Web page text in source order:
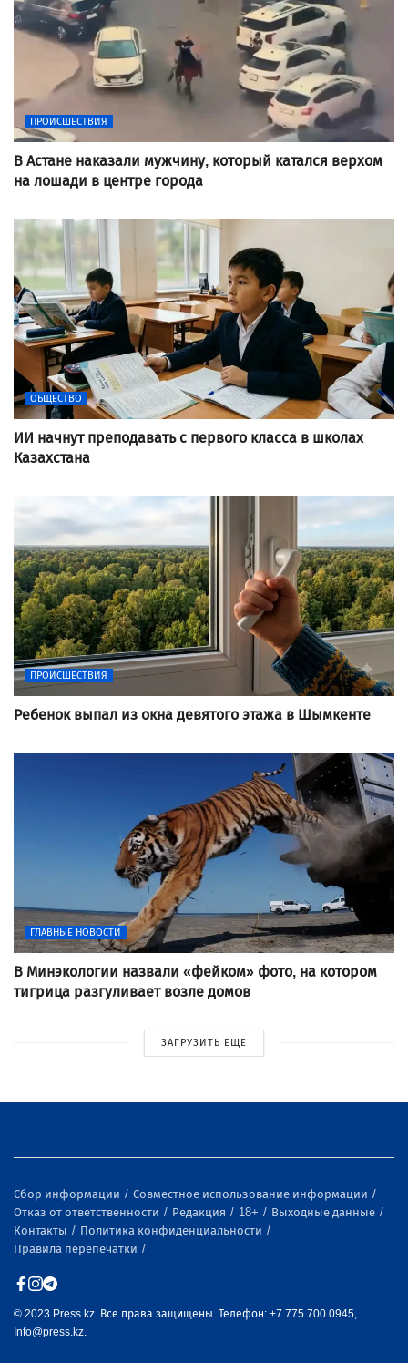
ПРОИСШЕСТВИЯ
В Астане наказали мужчину, который катался верхом
на лошади в центре города
ОБЩЕСТВО
ИИ начнут преподавать с первого класса в школах
Казахстана
ПРОИСШЕСТВИЯ
Ребенок выпал из окна девятого этажа в Шымкенте
ГЛАВНЫЕ НОВОСТИ
В Минэкологии назвали «фейком» фото, на котором
тигрица разгуливает возле домов
ЗАГРУЗИТЬ ЕЩЕ
Сбор информации
Совместное использование информации
Отказ от ответственности
Редакция 18+
Выходные данные
Контакты
Политика конфиденциальности
Правила перепечатки
© 2023 Press.kz. Все права защищены. Телефон: +7 775 700 0945,
Info@press.kz.